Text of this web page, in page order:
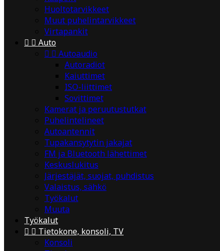
Huoltotarvikkeet
Muut puhelintarvikkeet
Virtapankit
  Auto
  Autoaudio
Autoradiot
Kaiuttimet
ISO-liittimet
Sovittimet
Kamerat ja peruutustutkat
Puhelintelineet
Autoantennit
Tupakansytytin jakajat
FM ja Bluetooth lähettimet
Keskuslukitus
Järjestäjät, suojat, puhdistus
Valaistus, sähkö
Työkalut
Muuta
Työkalut
  Tietokone, konsoli, TV
Konsoli